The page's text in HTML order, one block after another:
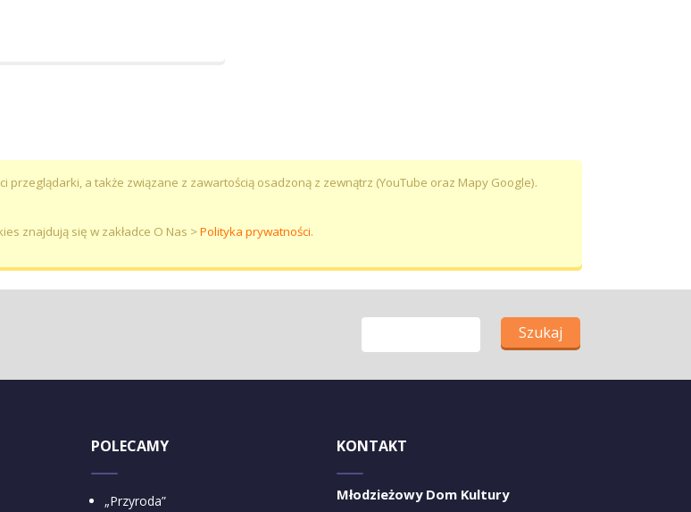
a także związane z zawartością osadzoną z zewnątrz (YouTube oraz Mapy Google).
znajdują się w zakładce O Nas >Polityka prywatności.
POLECAMY
„Przyroda”
KONTAKT
Młodzieżowy Dom Kultury